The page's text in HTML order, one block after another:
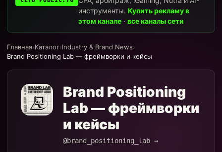
инструменты.Купить рекламу в
этом канале ·все каналы сети
Главная›Каталог›Industry & Brand News›
Brand Positioning Lab — фреймворки и кейсы
Brand Positioning
Lab — фреймворки
и кейсы
@brand_positioning_lab →